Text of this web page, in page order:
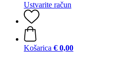
Ustvarite račun
Košarica € 0,00